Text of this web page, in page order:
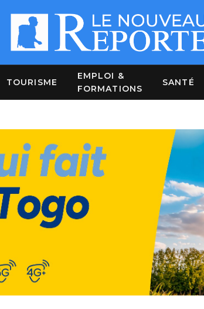
TOURISME
EMPLOI &
FORMATIONS
SANTÉ